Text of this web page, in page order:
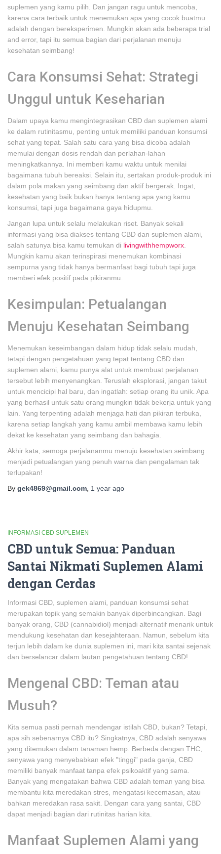
suplemen yang kamu pilih. Dan jangan ragu untuk mencoba,
karena cara terbaik untuk menemukan apa yang cocok buatmu
adalah dengan bereksperimen. Mungkin akan ada beberapa trial
and error, tapi itu semua bagian dari perjalanan menuju
kesehatan seimbang!
Cara Konsumsi Sehat: Strategi
Unggul untuk Keseharian
Dalam upaya kamu mengintegrasikan CBD dan suplemen alami
ke dalam rutinitasmu, penting untuk memiliki panduan konsumsi
sehat yang tepat. Salah satu cara yang bisa dicoba adalah
memulai dengan dosis rendah dan perlahan-lahan
meningkatkannya. Ini memberi kamu waktu untuk menilai
bagaimana tubuh bereaksi. Selain itu, sertakan produk-produk ini
dalam pola makan yang seimbang dan aktif bergerak. Ingat,
kesehatan yang baik bukan hanya tentang apa yang kamu
konsumsi, tapi juga bagaimana gaya hidupmu.
Jangan lupa untuk selalu melakukan riset. Banyak sekali
informasi yang bisa diakses tentang CBD dan suplemen alami,
salah satunya bisa kamu temukan di livingwithhempworx
Mungkin kamu akan terinspirasi menemukan kombinasi
sempurna yang tidak hanya bermanfaat bagi tubuh tapi juga
memberi efek positif pada pikiranmu.
Kesimpulan: Petualangan
Menuju Kesehatan Seimbang
Menemukan keseimbangan dalam hidup tidak selalu mudah,
tetapi dengan pengetahuan yang tepat tentang CBD dan
suplemen alami, kamu punya alat untuk membuat perjalanan
tersebut lebih menyenangkan. Teruslah eksplorasi, jangan takut
untuk mencicipi hal baru, dan ingatlah: setiap orang itu unik. Apa
yang berhasil untuk satu orang mungkin tidak bekerja untuk yang
lain. Yang terpenting adalah menjaga hati dan pikiran terbuka,
karena setiap langkah yang kamu ambil membawa kamu lebih
dekat ke kesehatan yang seimbang dan bahagia.
Akhir kata, semoga perjalananmu menuju kesehatan seimbang
menjadi petualangan yang penuh warna dan pengalaman tak
terlupakan!
By gek4869@gmail.com 1 year ago
INFORMASI CBD SUPLEMEN
CBD untuk Semua: Panduan
Santai Nikmati Suplemen Alami
dengan Cerdas
Informasi CBD, suplemen alami, panduan konsumsi sehat
merupakan topik yang semakin banyak diperbincangkan. Bagi
banyak orang, CBD (cannabidiol) menjadi alternatif menarik untuk
mendukung kesehatan dan kesejahteraan. Namun, sebelum kita
terjun lebih dalam ke dunia suplemen ini, mari kita santai sejenak
dan berselancar dalam lautan pengetahuan tentang CBD!
Mengenal CBD: Teman atau
Musuh?
Kita semua pasti pernah mendengar istilah CBD, bukan? Tetapi,
apa sih sebenarnya CBD itu? Singkatnya, CBD adalah senyawa
yang ditemukan dalam tanaman hemp. Berbeda dengan THC,
senyawa yang menyebabkan efek "tinggi" pada ganja, CBD
memiliki banyak manfaat tanpa efek psikoaktif yang sama.
Banyak yang mengatakan bahwa CBD adalah teman yang bisa
membantu kita meredakan stres, mengatasi kecemasan, atau
bahkan meredakan rasa sakit. Dengan cara yang santai, CBD
dapat menjadi bagian dari rutinitas harian kita.
Manfaat Suplemen Alami yang